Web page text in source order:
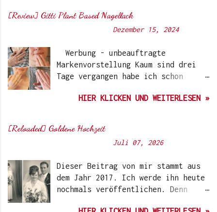
[Review] Gitti Plant Based Nagellack
Dezember 15, 2024
Werbung - unbeauftragte
Markenvorstellung Kaum sind drei
Tage vergangen habe ich schon
Euch. Aber nach 6 Monate, wo ich
durchwegs positives Ergebnis
vermelden. Die meisten dürften
Instagram kennen. Auch Ari hat auf
ihrem Blog schon darüber
berichtet. Ich selbst wurde das
HIER KLICKEN UND WEITERLESEN »
[Reloaded] Goldene Hochzeit
Juli 07, 2026
Dieser Beitrag von mir stammt aus
dem Jahr 2017. Ich werde ihn heute
nochmals veröffentlichen. Denn